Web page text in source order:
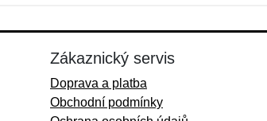
Zákaznický servis
Doprava a platba
Obchodní podmínky